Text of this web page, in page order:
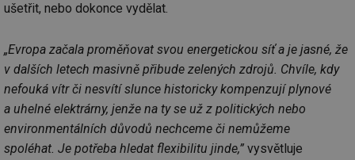
ušetřit, nebo dokonce vydělat.
„Evropa začala proměňovat svou energetickou síť a je jasné, že
v dalších letech masivně přibude zelených zdrojů. Chvíle, kdy
nefouká vítr či nesvítí slunce historicky kompenzují plynové
a uhelné elektrárny, jenže na ty se už z politických nebo
environmentálních důvodů nechceme či nemůžeme
spoléhat. Je potřeba hledat flexibilitu jinde,” vysvětluje